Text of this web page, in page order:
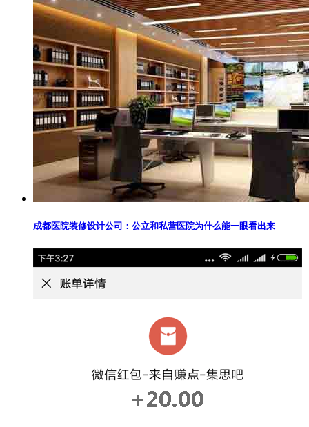
成都医院装修设计公司：公立和私营医院为什么能一眼看出来